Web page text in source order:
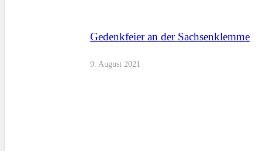
Gedenkfeier an der Sachsenklemme
9. August 2021